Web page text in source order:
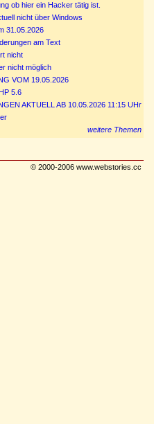
ob hier ein Hacker tätig ist.
nicht über Windows
31.05.2026
am Text
nicht
nicht möglich
VOM 19.05.2026
5.6
AKTUELL AB 10.05.2026 11:15 UHr
weitere Themen
© 2000-2006 www.webstories.cc